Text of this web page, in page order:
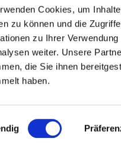
Cookies, um
zu können und die
zu Ihrer
weiter. Unsere
die Sie ihnen
haben.